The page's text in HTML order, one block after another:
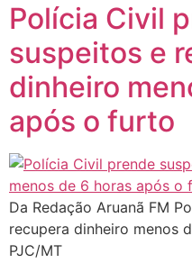
Polícia Civil
suspeitos e
dinheiro
após o furto
Da Redação Aruanã FM
recupera dinheiro menos
PJC/MT